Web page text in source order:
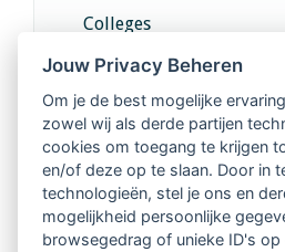
Colleges
Intervisie met
Netwerk van 2100
regio's
Vindbaar voor
Jouw Privacy Beheren
Om je de best mogelijke
zowel wij als derde partijen
cookies om toegang te krijgen
en/of deze op te slaan. Door in
technologieën, stel je ons en
mogelijkheid persoonlijke
browsegedrag of unieke ID's